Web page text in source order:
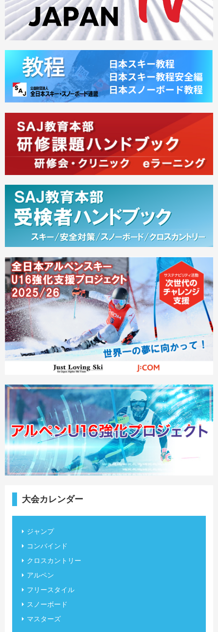
大会カレンダー
ジャンプ
コンバインド
クロスカントリー
アルペン
フリースタイル
スノーボード
マスターズ